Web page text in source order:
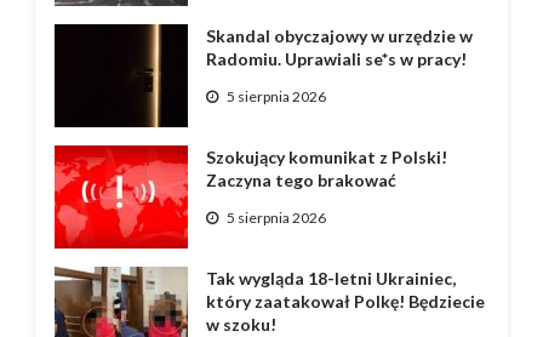
Skandal obyczajowy w urzędzie w
Radomiu. Uprawiali se*s w pracy!
5 sierpnia 2026
Szokujący komunikat z Polski!
Zaczyna tego brakować
5 sierpnia 2026
Tak wygląda 18-letni Ukrainiec,
który zaatakował Polkę! Będziecie
w szoku!